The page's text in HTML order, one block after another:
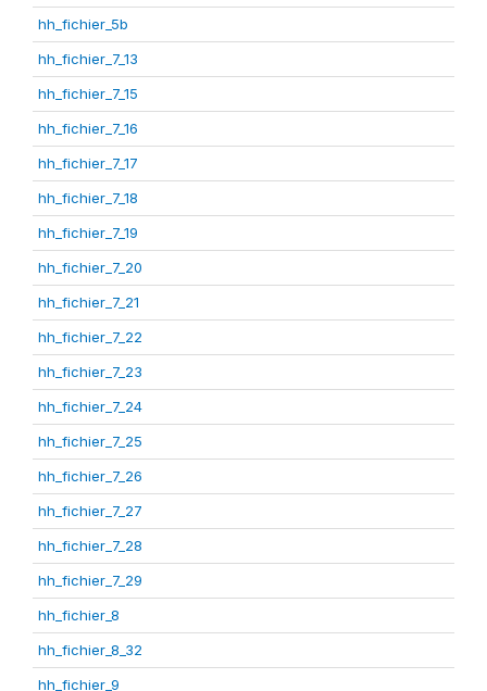
hh_fichier_5b
hh_fichier_7_13
hh_fichier_7_15
hh_fichier_7_16
hh_fichier_7_17
hh_fichier_7_18
hh_fichier_7_19
hh_fichier_7_20
hh_fichier_7_21
hh_fichier_7_22
hh_fichier_7_23
hh_fichier_7_24
hh_fichier_7_25
hh_fichier_7_26
hh_fichier_7_27
hh_fichier_7_28
hh_fichier_7_29
hh_fichier_8
hh_fichier_8_32
hh_fichier_9